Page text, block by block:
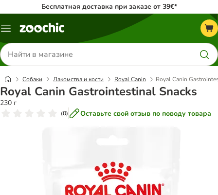
Бесплатная доставка при заказе от 39€*
Каталог
Поиск
товаров
Собаки Лакомства и кости Royal Canin Royal Canin
Royal Canin Gastrointestinal Snacks
230 г
(0) Оставьте свой отзыв по поводу товара